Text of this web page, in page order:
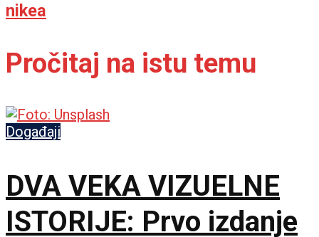
nikea
Pročitaj na istu temu
Događaji
DVA VEKA VIZUELNE
ISTORIJE: Prvo izdanje